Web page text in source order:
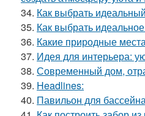
34. Как выбрать
35. Как выбрать
36. Какие природные
37. Идея для интерьера:
38. Современный дом,
39. Headlines:
40. Павильон для